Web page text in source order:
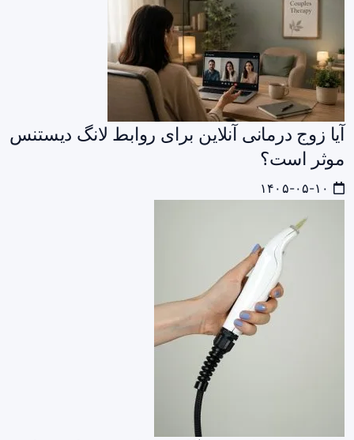
آیا زوج درمانی آنلاین برای روابط لانگ دیستنس
موثر است؟